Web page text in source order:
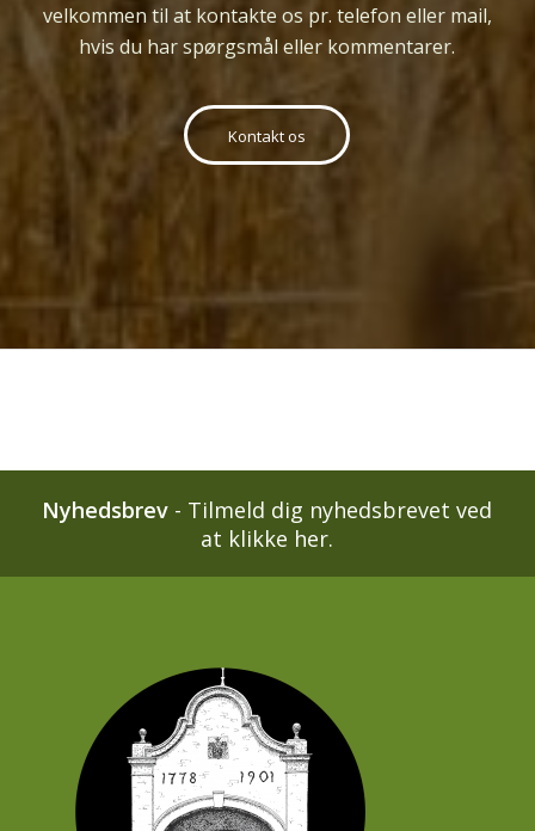
velkommen til at kontakte os pr. telefon eller mail,
hvis du har spørgsmål eller kommentarer.
Kontakt os
Nyhedsbrev - Tilmeld dig nyhedsbrevet ved
at klikke her.